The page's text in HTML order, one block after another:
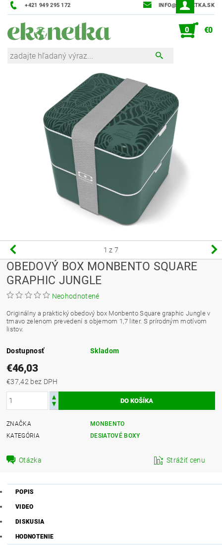
+421 949 295 172 INFO@EKONETKA.SK
0 €0
1 z 7
OBEDOVÝ BOX MONBENTO SQUARE
GRAPHIC JUNGLE
Neohodnotené
Originálny a praktický obedový box Monbento Square graphic Jungle v
tmavo zelenom prevedení s objemom 1,7 liter. S prírodným motívom
listov.
Dostupnosť Skladom
€46,03
€37,42 bez DPH
ZNAČKA
MONBENTO
KATEGÓRIA
DESIATOVÉ BOXY
Otázka Strážiť cenu
POPIS
VIDEO
DISKUSIA
HODNOTENIE